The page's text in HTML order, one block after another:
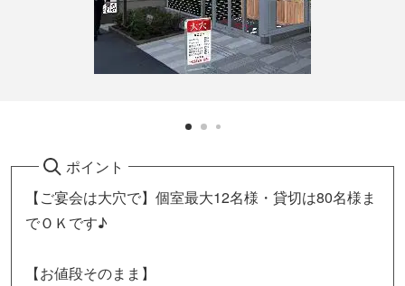
ポイント
【ご宴会は大穴で】個室最大12名様・貸切は80名様ま
でＯＫです♪
【お値段そのまま】